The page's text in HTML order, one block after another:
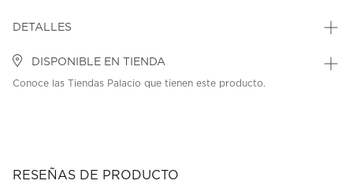
DETALLES
DISPONIBLE EN TIENDA
Conoce las Tiendas Palacio que tienen este producto.
RESEÑAS DE PRODUCTO